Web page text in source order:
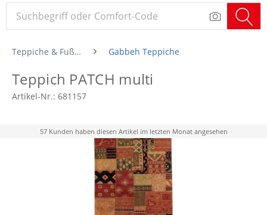
Teppiche & Fußmatten Gabbeh Teppiche
Teppich PATCH multi
Artikel-Nr.: 681157
57 Kunden haben diesen Artikel im letzten Monat angesehen